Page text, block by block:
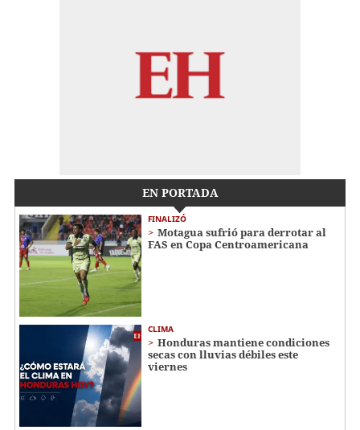
EN PORTADA
FINALIZÓ
Motagua sufrió para derrotar al
FAS en Copa Centroamericana
CLIMA
Honduras mantiene condiciones
secas con lluvias débiles este
viernes